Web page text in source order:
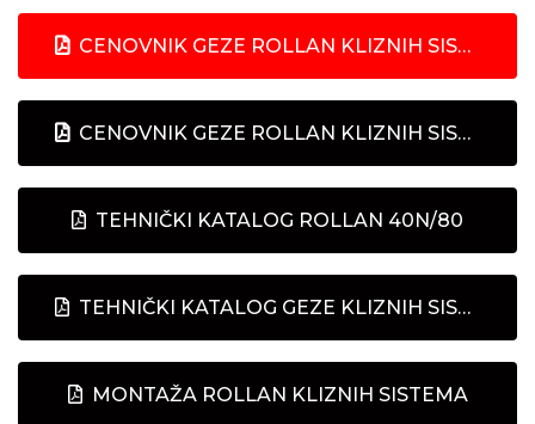
CENOVNIK GEZE ROLLAN KLIZNIH SISTEMA
CENOVNIK GEZE ROLLAN KLIZNIH SISTEMA ZA ŠTAMPU
TEHNIČKI KATALOG ROLLAN 40N/80
TEHNIČKI KATALOG GEZE KLIZNIH SISTEMA
MONTAŽA ROLLAN KLIZNIH SISTEMA